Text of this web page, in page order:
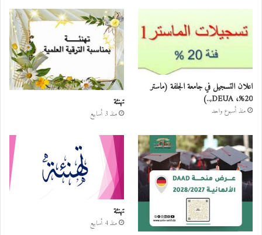
اعلان التسجيل في جامعة الجلفة (ماستر
20%، DEUA,..)
منذ أسبوع واحد
تهنئة
منذ 3 أسابيع
تهنئة
منذ 4 أسابيع